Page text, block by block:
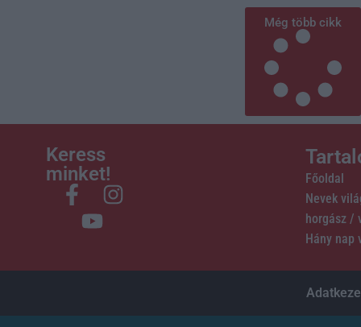
Még több cikk
Keress
minket!
Főoldal
Nevek
horgász /
Hány nap